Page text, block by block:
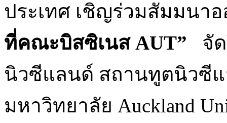
ประเทศ เชิญร่วมสัมมนา
ที่คณะบิสซิเนส AUT”
จั
นิวซีแลนด์ สถานทูตนิวซีแ
มหาวิทยาลัย Auckland